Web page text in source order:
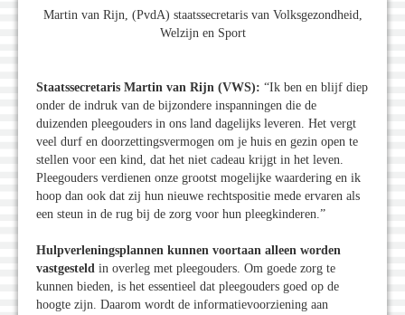
Martin van Rijn, (PvdA) staatssecretaris van Volksgezondheid,
Welzijn en Sport
Staatssecretaris Martin van Rijn (VWS): “Ik ben en blijf diep
onder de indruk van de bijzondere inspanningen die de
duizenden pleegouders in ons land dagelijks leveren. Het vergt
veel durf en doorzettingsvermogen om je huis en gezin open te
stellen voor een kind, dat het niet cadeau krijgt in het leven.
Pleegouders verdienen onze grootst mogelijke waardering en ik
hoop dan ook dat zij hun nieuwe rechtspositie mede ervaren als
een steun in de rug bij de zorg voor hun pleegkinderen.”
Hulpverleningsplannen kunnen voortaan alleen worden
vastgesteld in overleg met pleegouders. Om goede zorg te
kunnen bieden, is het essentieel dat pleegouders goed op de
hoogte zijn. Daarom wordt de informatievoorziening aan